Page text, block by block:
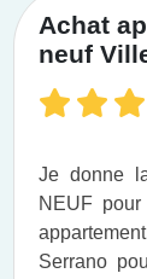
Achat
neuf
Je donne
NEUF pour
Serrano